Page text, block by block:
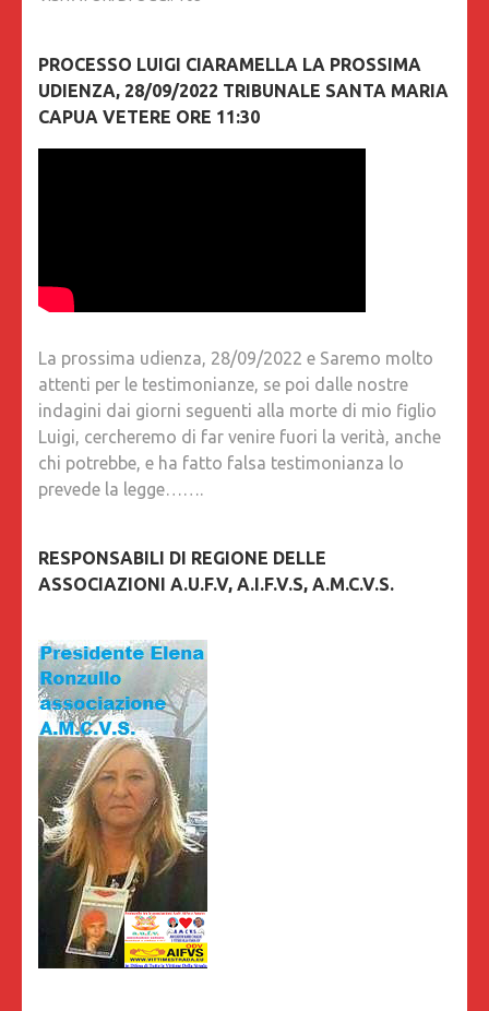
PROCESSO LUIGI CIARAMELLA LA PROSSIMA
UDIENZA, 28/09/2022 TRIBUNALE SANTA MARIA
CAPUA VETERE ORE 11:30
La prossima udienza, 28/09/2022 e Saremo molto
attenti per le testimonianze, se poi dalle nostre
indagini dai giorni seguenti alla morte di mio figlio
Luigi, cercheremo di far venire fuori la verità, anche
chi potrebbe, e ha fatto falsa testimonianza lo
prevede la legge…….
RESPONSABILI DI REGIONE DELLE
ASSOCIAZIONI A.U.F.V, A.I.F.V.S, A.M.C.V.S.